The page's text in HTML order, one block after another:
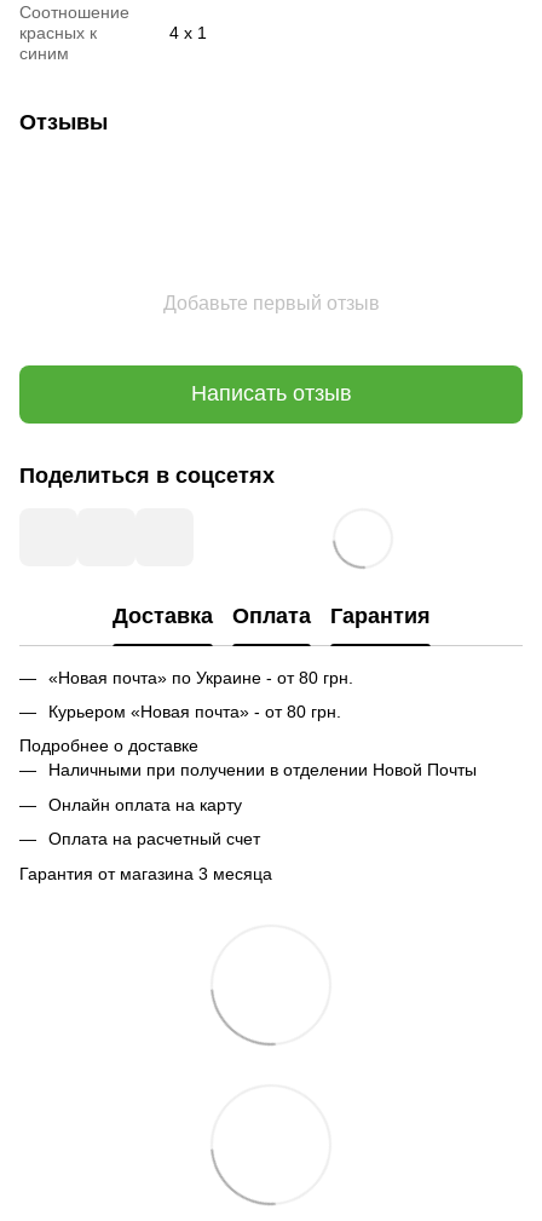
Соотношение
красных к
синим
4 х 1
Отзывы
Добавьте первый отзыв
Написать отзыв
Поделиться в соцсетях
Доставка Оплата Гарантия
«Новая почта» по Украине - от 80 грн.
Курьером «Новая почта» - от 80 грн.
Подробнее о доставке
Наличными при получении в отделении Новой Почты
Онлайн оплата на карту
Оплата на расчетный счет
Гарантия от магазина 3 месяца